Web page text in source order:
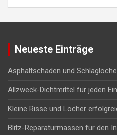
Neueste Einträge
Asphaltschäden und
Allzweck-Dichtmittel für jeden
Kleine Risse und Löcher
Blitz-Reparaturmassen für den